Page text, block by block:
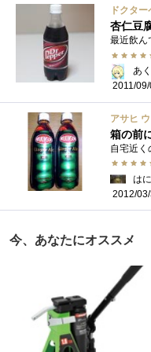
ドクタ
杏仁豆
あ
2011/
アサヒ
箱の前
は
2012/
今、あなたにオススメ